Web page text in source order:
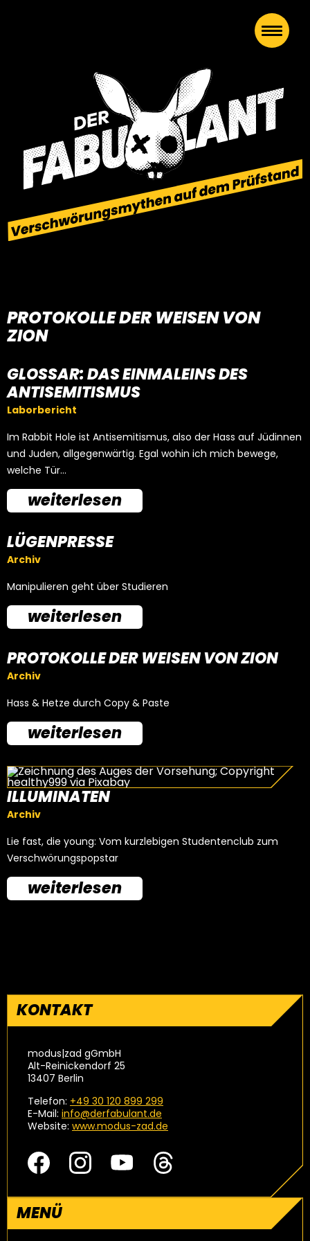
PROTOKOLLE DER WEISEN VON
ZION
GLOSSAR: DAS EINMALEINS DES
ANTISEMITISMUS
Laborbericht
Im Rabbit Hole ist Antisemitismus, also der Hass auf Jüdinnen
und Juden, allgegenwärtig. Egal wohin ich mich bewege,
welche Tür…
weiterlesen
LÜGENPRESSE
Archiv
Manipulieren geht über Studieren
weiterlesen
PROTOKOLLE DER WEISEN VON ZION
Archiv
Hass & Hetze durch Copy & Paste
weiterlesen
ILLUMINATEN
Archiv
Lie fast, die young: Vom kurzlebigen Studentenclub zum
Verschwörungspopstar
weiterlesen
KONTAKT
modus|zad gGmbH
Alt-Reinickendorf 25
13407 Berlin
Telefon: +49 30 120 899 299
E-Mail: info@derfabulant.de
Website: www.modus-zad.de
MENÜ